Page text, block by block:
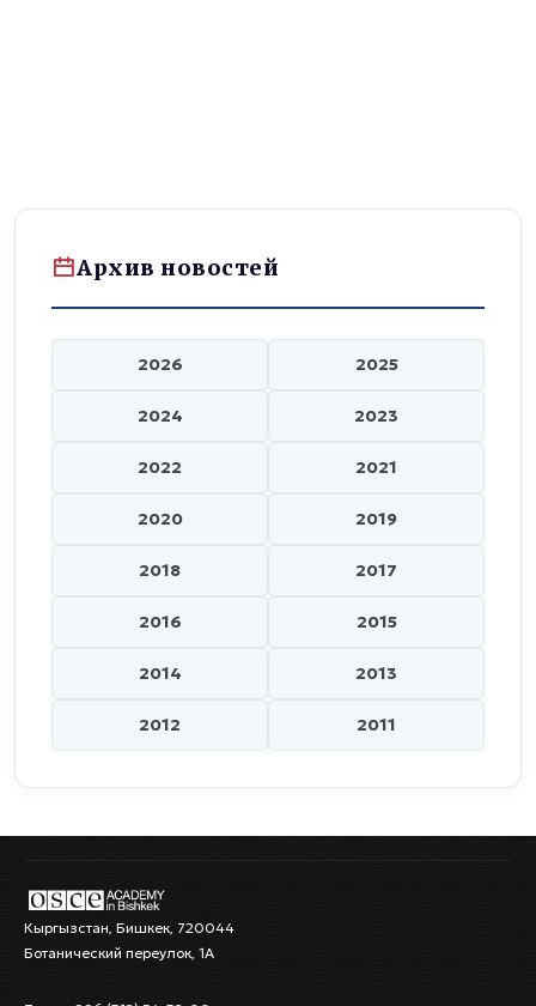
Архив новостей
2026 2025
2024 2023
2022 2021
2020 2019
2018 2017
2016 2015
2014 2013
2012 2011
Кыргызстан, Бишкек, 720044
Ботанический переулок, 1А